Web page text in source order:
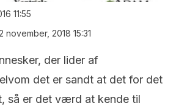
11:55
november, 2018 15:31
der lider af
det er sandt at det for det
så er det værd at kende til